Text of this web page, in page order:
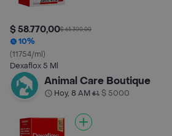
$ 58.770,00$ 65.300,00
10%
(11754/ml)
Dexaflox 5 Ml
Animal Care Boutique
Hoy, 8 AM• $ 5000